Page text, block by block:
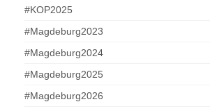
#KOP2025
#Magdeburg2023
#Magdeburg2024
#Magdeburg2025
#Magdeburg2026